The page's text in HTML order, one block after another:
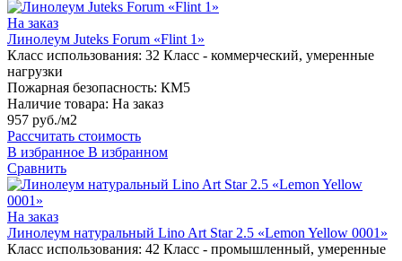
На заказ
Линолеум Juteks Forum «Flint 1»
Класс использования: 32 Класс - коммерческий, умеренные
нагрузки
Пожарная безопасность: КМ5
Наличие товара: На заказ
957 руб./м2
Рассчитать стоимость
В избранное В избранном
Сравнить
На заказ
Линолеум натуральный Lino Art Star 2.5 «Lemon Yellow 0001»
Класс использования: 42 Класс - промышленный, умеренные